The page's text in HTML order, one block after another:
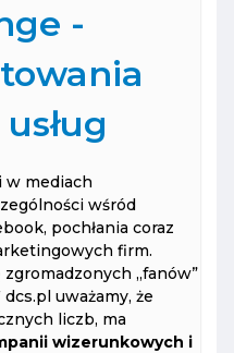
-
w mediach
wśród
pochłania coraz
firm.
„fanów”
uważamy, że
liczb, ma
wizerunkowych i